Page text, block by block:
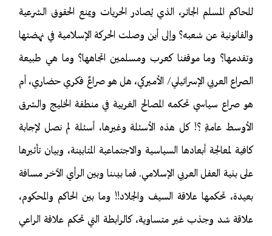
للحاكم المسلم الجائر، الذي يُصادر الحريات ويمنع الحقوق الشرعية
والقانونية عن شعبه؟ وإلى أين وصلت الحركة الإسلامية في نهضتها
وتقدمها؟ وما موقفنا كعرب ومسلمين اتجاهها؟ وما هي طبيعة
الصراع العربي الإسرائيلي/ الأميركي، هل هو صراعٌ فكري حضاري، أم
هو صراع سياسي تحكمه المصالح الغربية في منطقة الخليج والشرق
الأوسط عامةٍ ؟! كل هذه الأسئلة وغيرها، أسئلة لم نصل لإجابة
كافية لمعالجة أبعادها السياسية والاجتماعية المتابينة، وبيان تأثيرها
على بنية العقل العربي الإسلامي. فما بيننا وبين الرأي الآخر مسافة
بعيدة، تحكمها علاقة السيف والجلاد!! وما بين الحاكم والمحكوم،
علاقة شد وجذب غير متساوية، كالرابطة التي تحكم علاقة الراعي